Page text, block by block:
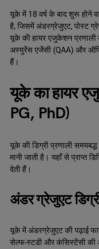
यूके में 18 वर्ष के बाद शुरू होने
है, जिसमें अंडरग्रेजुएट, पोस्ट
यूके की हायर एजुकेशन प्रणाली
अस्युरेंस एजेंसी (QAA) और
हैं।
यूके का हायर
PG, PhD)
यूके की डिग्री प्रणाली समयबद्ध
मानी जाती है। यहाँ से प्राप्त
देती हैं।
अंडर ग्रेजुएट
यूके में अंडरग्रेजुएट की पढ़ाई
सेल्फ-स्टडी और कंसिस्टेंसी की